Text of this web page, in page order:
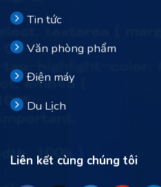
Tin tức
Văn phòng phẩm
Điện máy
Du Lịch
Liên kết cùng chúng tôi